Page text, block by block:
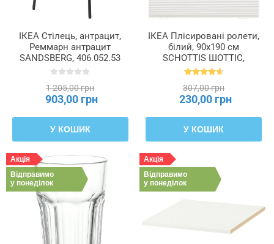
ІКЕА Стілець, антрацит,
Реммарн антрацит
SANDSBERG, 406.052.53
1 205,00 грн
903,00 грн
У КОШИК
ІКЕА Плісировані ролети,
білий, 90x190 см
SCHOTTIS ШОТТІС,
202.422.82
307,00 грн
230,00 грн
У КОШИК
Акція
Відправимо
у понеділок
Акція
Відправимо
у понеділок